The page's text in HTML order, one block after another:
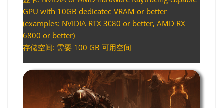
GPU with 10GB dedicated VRAM or better
(examples: NVIDIA RTX 3080 or better, AMD RX
6800 or better)
存储空间: 需要 100 GB 可用空间